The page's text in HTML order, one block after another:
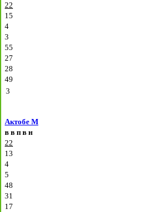
22
15
4
3
55
27
28
49
3
Актобе М
в в п в н
22
13
4
5
48
31
17